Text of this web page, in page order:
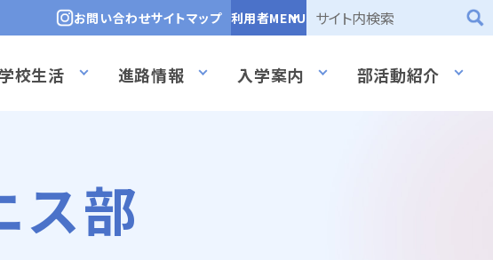
お問い合わせサイトマップ 利用者MENU
学校生活 進路情報 入学案内 部活動紹介
ス部